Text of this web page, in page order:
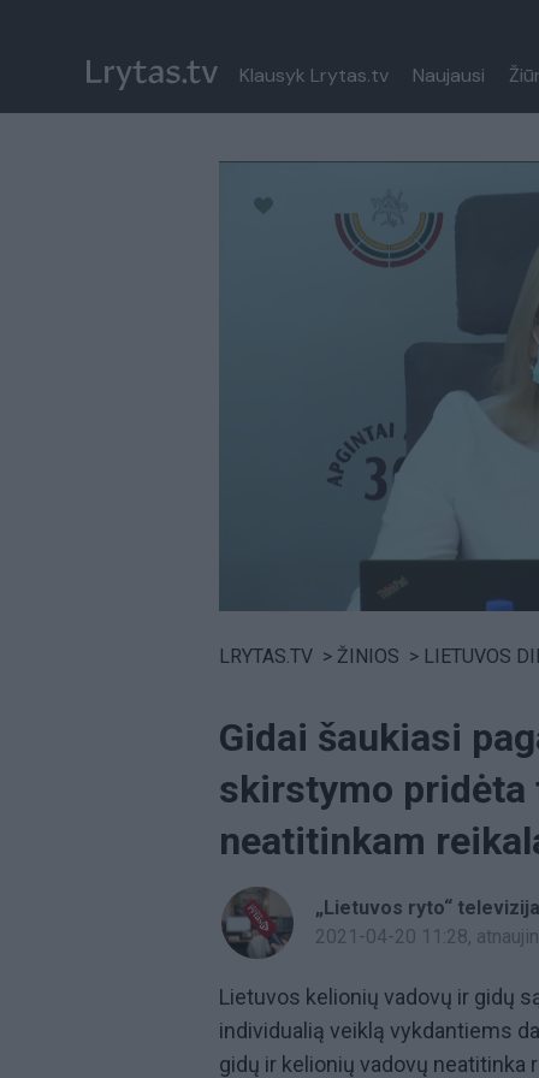
Klausyk Lrytas.tv Naujausi
LRYTAS.TV > ŽINIOS > LIETUVOS
Gidai šaukiasi
skirstymo pridėta
neatitinkam
„Lietuvos ryto“ televizija
2021-04-20 11:28,
Lietuvos kelionių vadovų ir gidų
individualią veiklą vykdantiems
gidų ir kelionių vadovų neatitinka